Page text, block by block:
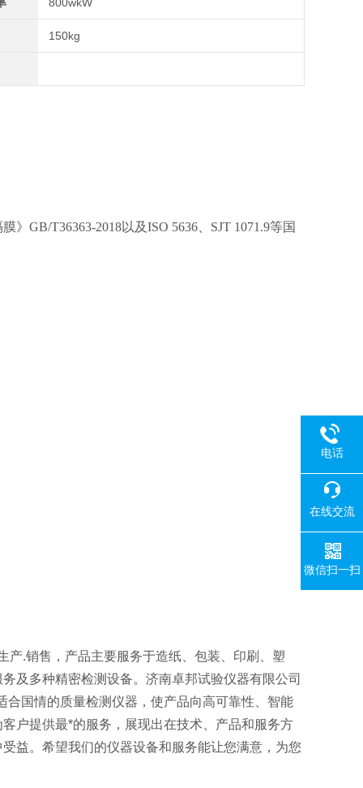
150kg
》GB/T36363-2018以及ISO 5636、SJT 1071.9等国
产.销售，产品主要服务于造纸、包装、印刷、塑
及多种精密检测设备。济南卓邦试验仪器有限公司
国情的质量检测仪器，使产品向高可靠性、智能
户提供最*的服务，展现出在技术、产品和服务方
益。希望我们的仪器设备和服务能让您满意，为您
电话
在线交流
微信扫一扫